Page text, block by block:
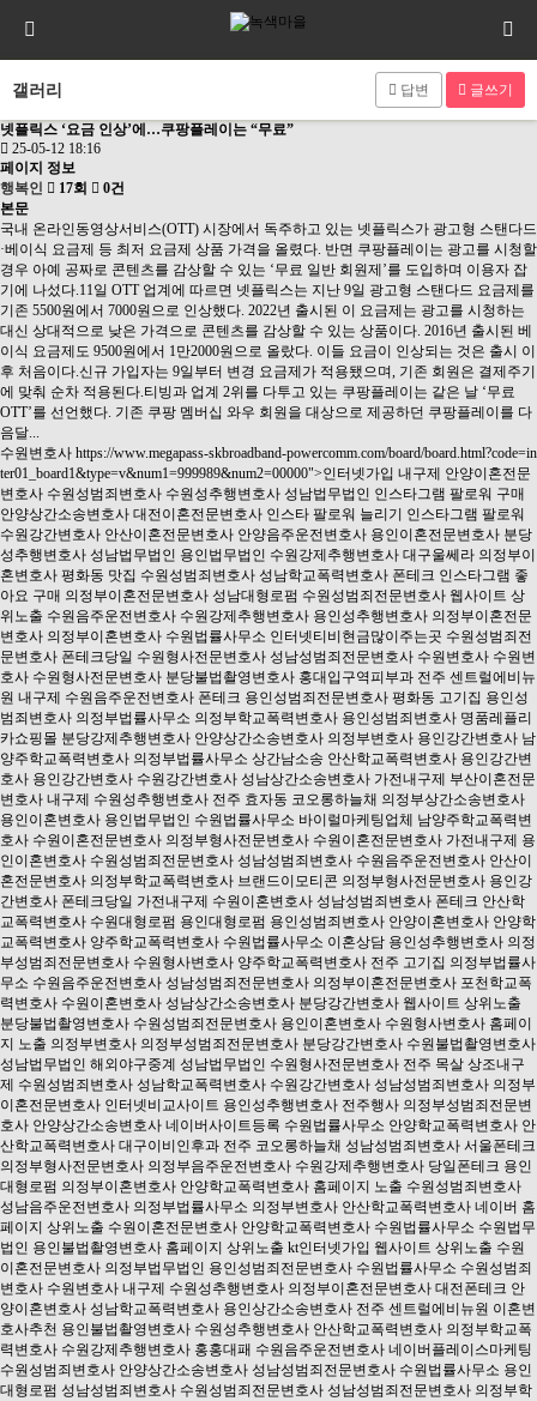
갤러리 답변 글쓰기
넷플릭스 ‘요금 인상’에…쿠팡플레이는 “무료”
25-05-12 18:16
페이지 정보
행복인
17회
0건
본문
국내 온라인동영상서비스(OTT) 시장에서 독주하고 있는 넷플릭스가 광고형 스탠다드
·베이식 요금제 등 최저 요금제 상품 가격을 올렸다. 반면 쿠팡플레이는 광고를 시청할
경우 아예 공짜로 콘텐츠를 감상할 수 있는 ‘무료 일반 회원제’를 도입하며 이용자 잡
기에 나섰다.11일 OTT 업계에 따르면 넷플릭스는 지난 9일 광고형 스탠다드 요금제를
기존 5500원에서 7000원으로 인상했다. 2022년 출시된 이 요금제는 광고를 시청하는
대신 상대적으로 낮은 가격으로 콘텐츠를 감상할 수 있는 상품이다. 2016년 출시된 베
이식 요금제도 9500원에서 1만2000원으로 올랐다. 이들 요금이 인상되는 것은 출시 이
후 처음이다.신규 가입자는 9일부터 변경 요금제가 적용됐으며, 기존 회원은 결제주기
에 맞춰 순차 적용된다.티빙과 업계 2위를 다투고 있는 쿠팡플레이는 같은 날 ‘무료
OTT’를 선언했다. 기존 쿠팡 멤버십 와우 회원을 대상으로 제공하던 쿠팡플레이를 다
음달...
수원변호사 https://www.megapass-skbroadband-powercomm.com/board/board.html?code=in
ter01_board1&type=v&num1=999989&num2=00000">인터넷가입 내구제 안양이혼전문
변호사 수원성범죄변호사 수원성추행변호사 성남법무법인 인스타그램 팔로워 구매
안양상간소송변호사 대전이혼전문변호사 인스타 팔로워 늘리기
인스타그램 팔로워
수원강간변호사 안산이혼전문변호사 안양음주운전변호사 용인이혼전문변호사 분당
성추행변호사 성남법무법인 용인법무법인 수원강제추행변호사 대구울쎄라 의정부이
혼변호사 평화동 맛집 수원성범죄변호사 성남학교폭력변호사 폰테크 인스타그램 좋
아요 구매 의정부이혼전문변호사 성남대형로펌 수원성범죄전문변호사 웹사이트 상
위노출 수원음주운전변호사 수원강제추행변호사 용인성추행변호사 의정부이혼전문
변호사 의정부이혼변호사 수원법률사무소 인터넷티비현금많이주는곳 수원성범죄전
문변호사 폰테크당일 수원형사전문변호사 성남성범죄전문변호사 수원변호사 수원변
호사 수원형사전문변호사 분당불법촬영변호사 홍대입구역피부과 전주 센트럴에비뉴
원 내구제 수원음주운전변호사 폰테크 용인성범죄전문변호사 평화동 고기집 용인성
범죄변호사 의정부법률사무소 의정부학교폭력변호사 용인성범죄변호사 명품레플리
카쇼핑몰 분당강제추행변호사 안양상간소송변호사 의정부변호사 용인강간변호사 남
양주학교폭력변호사 의정부법률사무소 상간남소송 안산학교폭력변호사 용인강간변
호사 용인강간변호사 수원강간변호사 성남상간소송변호사 가전내구제 부산이혼전문
변호사 내구제 수원성추행변호사 전주 효자동 코오롱하늘채 의정부상간소송변호사
용인이혼변호사 용인법무법인 수원법률사무소 바이럴마케팅업체 남양주학교폭력변
호사 수원이혼전문변호사 의정부형사전문변호사 수원이혼전문변호사 가전내구제 용
인이혼변호사 수원성범죄전문변호사 성남성범죄변호사 수원음주운전변호사 안산이
혼전문변호사 의정부학교폭력변호사 브랜드이모티콘 의정부형사전문변호사 용인강
간변호사 폰테크당일 가전내구제 수원이혼변호사 성남성범죄변호사 폰테크 안산학
교폭력변호사 수원대형로펌 용인대형로펌 용인성범죄변호사 안양이혼변호사 안양학
교폭력변호사 양주학교폭력변호사 수원법률사무소 이혼상담 용인성추행변호사 의정
부성범죄전문변호사 수원형사변호사 양주학교폭력변호사 전주 고기집 의정부법률사
무소 수원음주운전변호사 성남성범죄전문변호사 의정부이혼전문변호사 포천학교폭
력변호사 수원이혼변호사 성남상간소송변호사 분당강간변호사 웹사이트 상위노출
분당불법촬영변호사 수원성범죄전문변호사 용인이혼변호사 수원형사변호사 홈페이
지 노출 의정부변호사 의정부성범죄전문변호사 분당강간변호사 수원불법촬영변호사
성남법무법인 해외야구중계 성남법무법인 수원형사전문변호사 전주 목살 상조내구
제 수원성범죄변호사 성남학교폭력변호사 수원강간변호사 성남성범죄변호사 의정부
이혼전문변호사 인터넷비교사이트 용인성추행변호사 전주행사 의정부성범죄전문변
호사 안양상간소송변호사 네이버사이트등록 수원법률사무소 안양학교폭력변호사 안
산학교폭력변호사 대구이비인후과 전주 코오롱하늘채 성남성범죄변호사 서울폰테크
의정부형사전문변호사 의정부음주운전변호사 수원강제추행변호사 당일폰테크 용인
대형로펌 의정부이혼변호사 안양학교폭력변호사 홈페이지 노출 수원성범죄변호사
성남음주운전변호사 의정부법률사무소 의정부변호사 안산학교폭력변호사 네이버 홈
페이지 상위노출 수원이혼전문변호사 안양학교폭력변호사 수원법률사무소 수원법무
법인 용인불법촬영변호사 홈페이지 상위노출 kt인터넷가입 웹사이트 상위노출 수원
이혼전문변호사 의정부법무법인 용인성범죄전문변호사 수원법률사무소 수원성범죄
변호사 수원변호사 내구제 수원성추행변호사 의정부이혼전문변호사 대전폰테크 안
양이혼변호사 성남학교폭력변호사 용인상간소송변호사 전주 센트럴에비뉴원 이혼변
호사추천 용인불법촬영변호사 수원성추행변호사 안산학교폭력변호사 의정부학교폭
력변호사 수원강제추행변호사 홍홍대패 수원음주운전변호사 네이버플레이스마케팅
수원성범죄변호사 안양상간소송변호사 성남성범죄전문변호사 수원법률사무소 용인
대형로펌 성남성범죄변호사 수원성범죄전문변호사 성남성범죄전문변호사 의정부학